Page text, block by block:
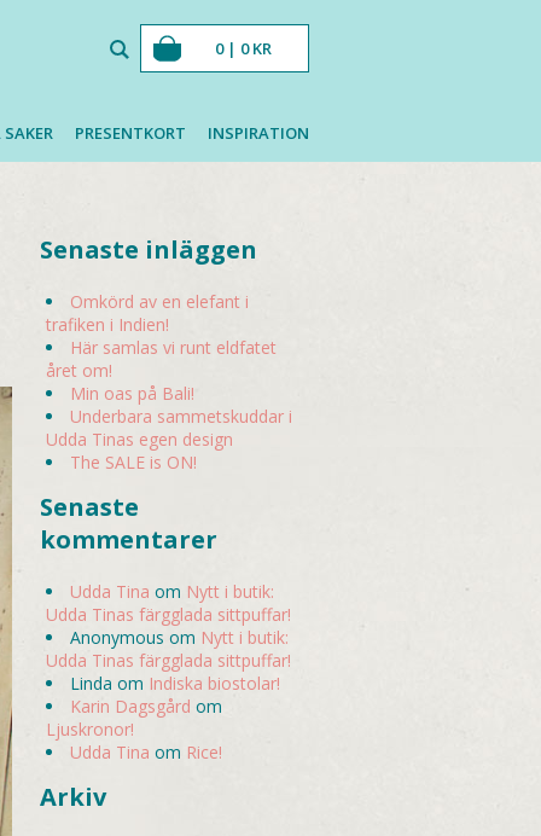
PRESENTKORT INSPIRATION
0 | 0KR
Senaste inläggen
Omkörd av en elefant i
trafiken i Indien!
Här samlas vi runt eldfatet
året om!
Min oas på Bali!
Underbara sammetskuddar i
Udda Tinas egen design
The SALE is ON!
Senaste
kommentarer
Udda Tina om Nytt i butik:
Udda Tinas färgglada sittpuffar!
Anonymous om Nytt i butik:
Udda Tinas färgglada sittpuffar!
Linda om Indiska biostolar!
Karin Dagsgård om
Ljuskronor!
Udda Tina om Rice!
Arkiv